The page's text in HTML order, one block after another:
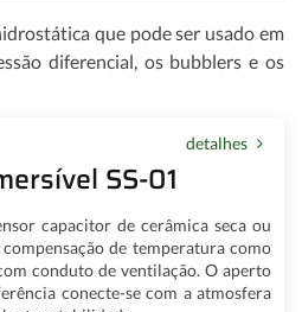
que pode ser usado em
diferencial, os bubblers e os
detalhes
SS-01
capacitor de cerâmica seca ou
de temperatura como
conduto de ventilação. O aperto
conecte-se com a atmosfera